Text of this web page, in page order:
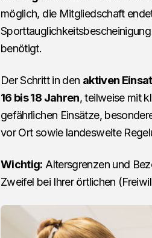
möglich, die Mitgliedschaft
benötigt.
Der Schritt in den aktiven
16 bis 18 Jahren, teilweise mit
gefährlichen Einsätze,
vor Ort sowie landesweite
Wichtig: Altersgrenzen und
Zweifel bei Ihrer örtlichen